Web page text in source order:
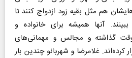
هم مثل بقیه زود ازدواج کنند تا
آنها همیشه برای خانواده و
گذاشته و مجالس و مهمانی‌های
کرده‌اند. غلامرضا و شهربانو چندین بار